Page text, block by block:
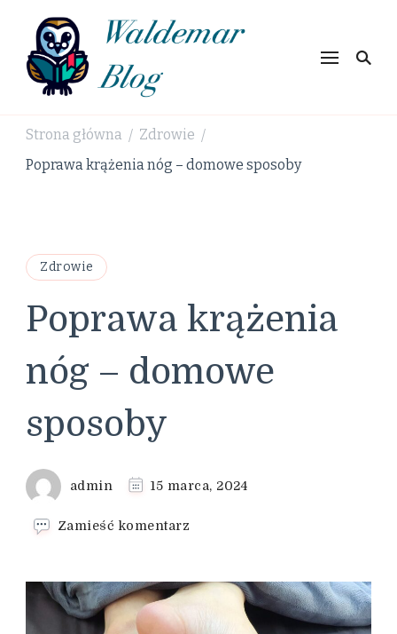
Waldemar
Strona główna / Zdrowie /
Poprawa krążenia nóg – domowe sposoby
Zdrowie
Poprawa krążenia
nóg – domowe
sposoby
admin 15 marca, 2024
Zamieść komentarz
krążenia
nóg